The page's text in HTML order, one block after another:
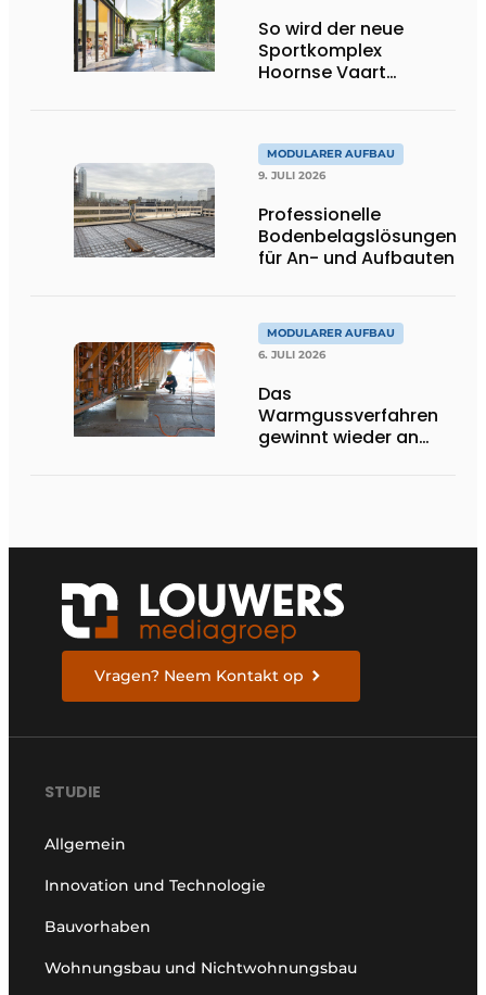
So wird der neue
Sportkomplex
Hoornse Vaart
MODULARER AUFBAU
9. JULI 2026
Professionelle
Bodenbelagslösungen
für An- und Aufbauten
MODULARER AUFBAU
6. JULI 2026
Das
Warmgussverfahren
gewinnt wieder an
Vragen? Neem Kontakt op
STUDIE
Allgemein
Innovation und Technologie
Bauvorhaben
Wohnungsbau und Nichtwohnungsbau